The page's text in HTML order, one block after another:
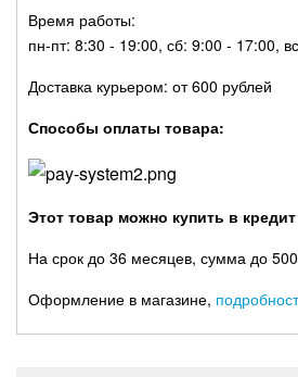
Время работы:
пн-пт: 8:30 - 19:00, сб: 9:00 - 17:00,
Доставка курьером: от 600 рублей
Способы оплаты товара:
Этот товар можно купить в
На срок до 36 месяцев, сумма до
Оформление в магазине,